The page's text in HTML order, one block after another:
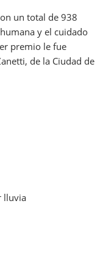
un total de 938
y el cuidado
premio le fue
de la Ciudad de
lluvia